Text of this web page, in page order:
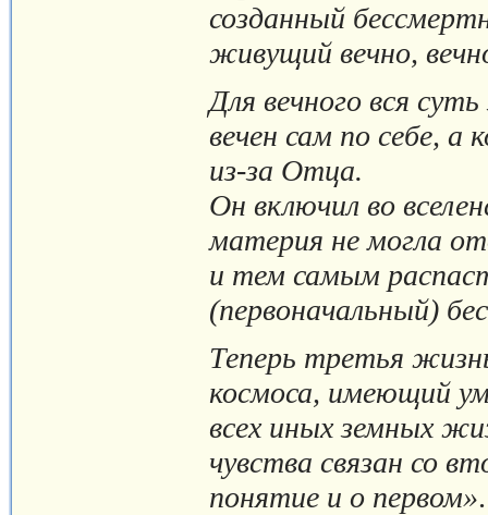
созданный
живущий вечно,
Для вечного вся
вечен сам по себе,
из-за Отца.
Он включил во
материя не могла
и тем самым
(первоначальный)
Теперь третья
космоса, имеющий
всех иных земных
чувства связан со
понятие и о первом»